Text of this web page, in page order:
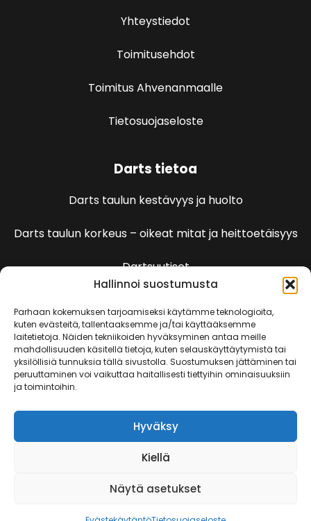
Hallinnoi suostumusta
Parhaan kokemuksen tarjoamiseksi käytämme teknologioita,
kuten evästeitä, tallentaaksemme ja/tai käyttääksemme
laitetietoja. Näiden tekniikoiden hyväksyminen antaa meille
mahdollisuuden käsitellä tietoja, kuten selauskäyttäytymistä tai
yksilöllisiä tunnuksia tällä sivustolla. Suostumuksen jättäminen tai
peruuttaminen voi vaikuttaa haitallisesti tiettyihin ominaisuuksiin
ja toimintoihin.
Hyväksy
Kiellä
Näytä asetukset
Yhteystiedot
Toimitusehdot
Toimitus Ahvenanmaalle
Tietosuojaseloste
Darts tietoa
Darts taulun kestävyys ja huolto
Darts taulun korkeus – oikeat mitat ja heittoetäisyys
Dartsuutiset
Dartspelien sääntöjä
501 Pelin säännöt
Kenguru
Killeri
Kriketti